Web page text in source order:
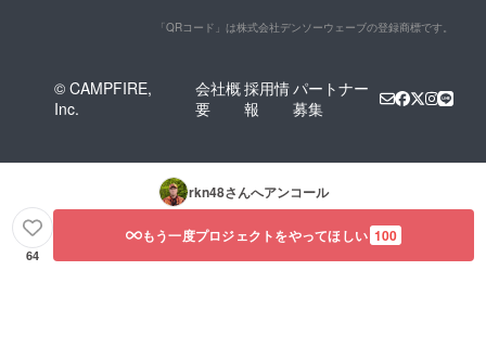
「QRコード」は株式会社デンソーウェーブの登録商標です。
© CAMPFIRE,
Inc.
会社概
要
採用情
報
パートナー
募集
rkn48さんへアンコール
64
もう一度プロジェクトをやってほしい 100